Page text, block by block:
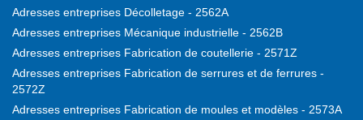
Adresses entreprises Décolletage - 2562A
Adresses entreprises Mécanique industrielle - 2562B
Adresses entreprises Fabrication de coutellerie - 2571Z
Adresses entreprises Fabrication de serrures et de ferrures -
2572Z
Adresses entreprises Fabrication de moules et modèles - 2573A